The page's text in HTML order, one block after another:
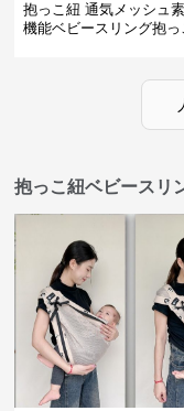
抱っこ紐 通気メッシュ
機能ベビースリング抱っ
抱っこ紐ベビースリ